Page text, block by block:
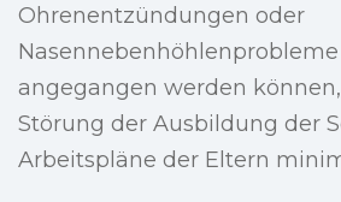
Ohrenentzündungen oder
Nasennebenhöhlenprobleme
angegangen werden
Störung der Ausbildung der
Arbeitspläne der Eltern